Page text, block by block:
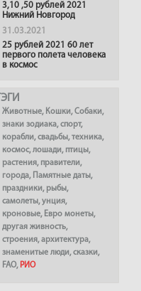
3,10 ,50 рублей 2021
Нижний Новгород
31.03.2021
25 рублей 2021 60 лет
первого полета человека
в космос
ТЭГИ
Животные, Кошки,Собаки,
знаки зодиака,спорт,
корабли,свадьбы,техника,
космос,лошади, птицы,
растения, правители,
города, Памятные даты,
праздники, рыбы,
самолеты,унция,
кроновые, Евро монеты,
другая живность,
строения,архитектура,
знаменитые люди,сказки,
FAO, РИО